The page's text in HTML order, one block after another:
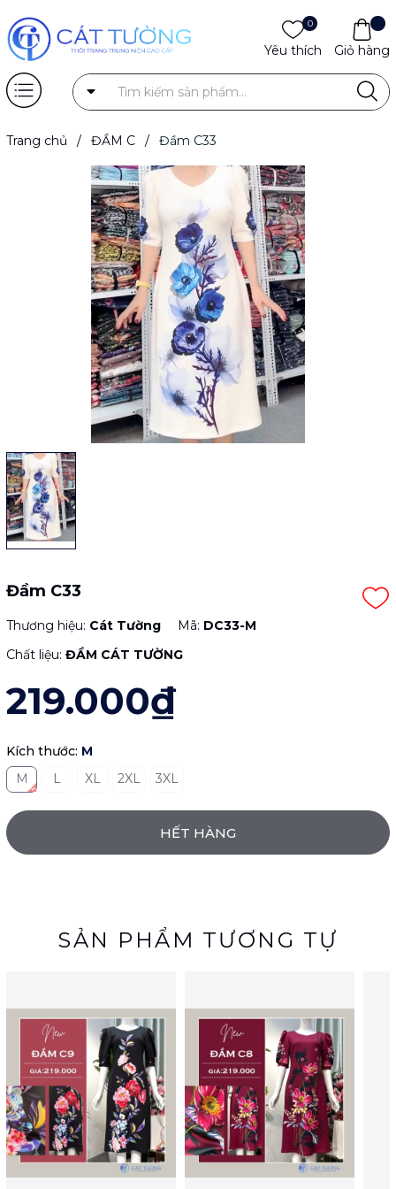
0
Yêu thích Giỏ hàng
Trang chủ / ĐẦM C / Đầm C33
Đầm C33
Thương hiệu: Cát Tường Mã: DC33-M
Chất liệu: ĐẦM CÁT TƯỜNG
219.000₫
Kích thước: M
M
L XL 2XL 3XL
HẾT HÀNG
SẢN PHẨM TƯƠNG TỰ